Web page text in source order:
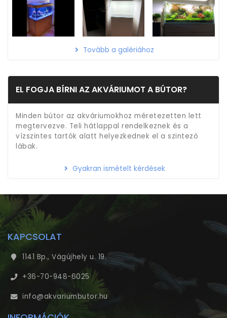
Tovább a galériához
EL FOGJA BÍRNI AZ AKVÁRIUMOT A BÚTOR?
Minden bútor az akváriumokhoz méretezetten lett
megtervezve. Teli hátlappal rendelkeznek és a
vízszintes tartók alatt helyezkednek el a szintező
lábak.
Gyakran ismételt kérdések
KAPCSOLAT
1141 Bp., Vágújhely u. 19.
+36-70-948-6025
info@akvariumbutor.hu